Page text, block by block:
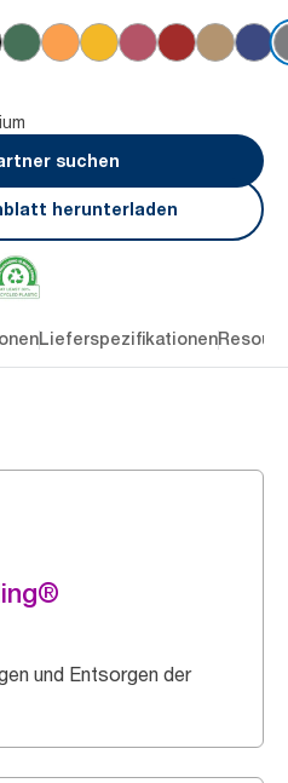
suchen
herunterladen
Lieferspezifikationen
und Entsorgen der